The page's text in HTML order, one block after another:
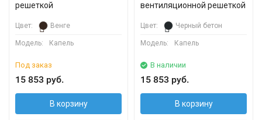
решеткой
Цвет: Венге
Модель: Капель
Под заказ
15 853 руб.
В корзину
вентиляционной решеткой
Цвет: Черный бетон
Модель: Капель
В наличии
15 853 руб.
В корзину